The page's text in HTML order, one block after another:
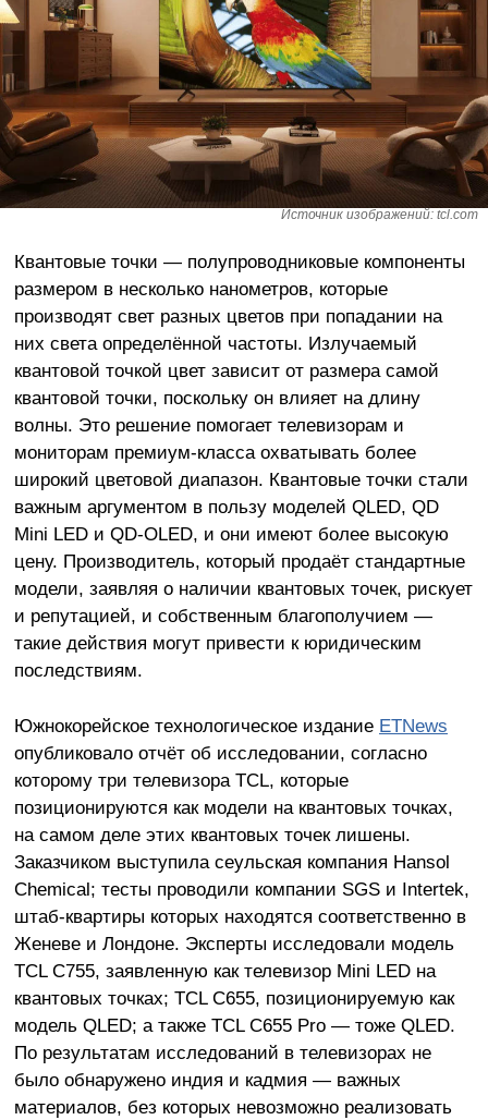
Источник изображений: tcl.com
Квантовые точки — полупроводниковые компоненты
размером в несколько нанометров, которые
производят свет разных цветов при попадании на
них света определённой частоты. Излучаемый
квантовой точкой цвет зависит от размера самой
квантовой точки, поскольку он влияет на длину
волны. Это решение помогает телевизорам и
мониторам премиум-класса охватывать более
широкий цветовой диапазон. Квантовые точки стали
важным аргументом в пользу моделей QLED, QD
Mini LED и QD-OLED, и они имеют более высокую
цену. Производитель, который продаёт стандартные
модели, заявляя о наличии квантовых точек, рискует
и репутацией, и собственным благополучием —
такие действия могут привести к юридическим
последствиям.
Южнокорейское технологическое издание ETNews
опубликовало отчёт об исследовании, согласно
которому три телевизора TCL, которые
позиционируются как модели на квантовых точках,
на самом деле этих квантовых точек лишены.
Заказчиком выступила сеульская компания Hansol
Chemical; тесты проводили компании SGS и Intertek,
штаб-квартиры которых находятся соответственно в
Женеве и Лондоне. Эксперты исследовали модель
TCL C755, заявленную как телевизор Mini LED на
квантовых точках; TCL C655, позиционируемую как
модель QLED; а также TCL C655 Pro — тоже QLED.
По результатам исследований в телевизорах не
было обнаружено индия и кадмия — важных
материалов, без которых невозможно реализовать